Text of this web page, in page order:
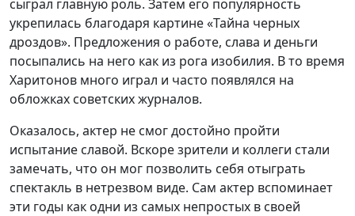
сыграл главную роль. Затем его популярность
укрепилась благодаря картине «Тайна черных
дроздов». Предложения о работе, слава и деньги
посыпались на него как из рога изобилия. В то время
Харитонов много играл и часто появлялся на
обложках советских журналов.
Оказалось, актер не смог достойно пройти
испытание славой. Вскоре зрители и коллеги стали
замечать, что он мог позволить себя отыграть
спектакль в нетрезвом виде. Сам актер вспоминает
эти годы как одни из самых непростых в своей